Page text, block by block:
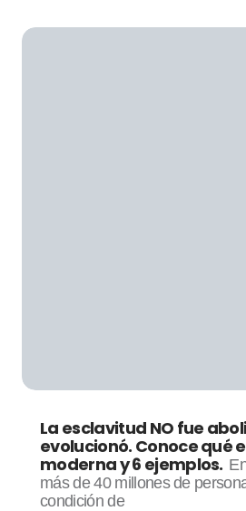
La esclavitud NO fue
evolucionó. Conoce qué
moderna y 6 ejemplos.
más de 40 millones de
condición de